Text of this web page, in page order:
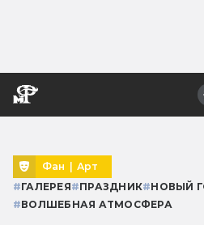
Фан | Арт
#ГАЛЕРЕЯ#ПРАЗДНИК#НОВЫЙ
#ВОЛШЕБНАЯ АТМОСФЕРА